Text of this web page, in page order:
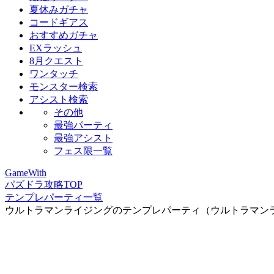
夏休みガチャ
コードギアス
おすすめガチャ
EXラッシュ
8月クエスト
ワンタッチ
モンスター検索
アシスト検索
その他
最強パーティ
最強アシスト
フェス限一覧
GameWith
パズドラ攻略TOP
テンプレパーティ一覧
ウルトラマンライジングのテンプレパーティ（ウルトラマン